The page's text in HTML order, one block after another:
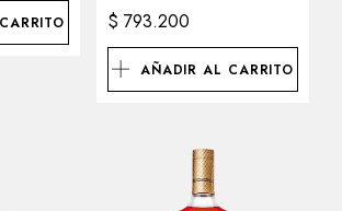
$ 793.200
AÑADIR AL CARRITO